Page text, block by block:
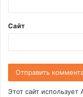
*
Сайт
Этот сайт